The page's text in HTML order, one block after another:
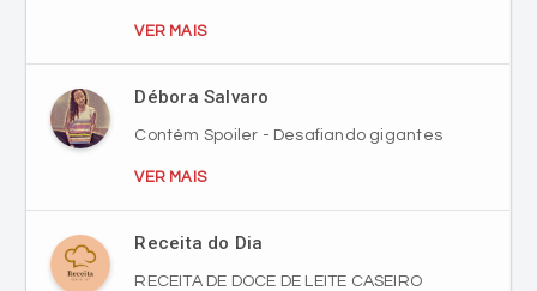
VER MAIS
Débora Salvaro
Contém Spoiler - Desafiando gigantes
VER MAIS
Receita do Dia
RECEITA DE DOCE DE LEITE CASEIRO